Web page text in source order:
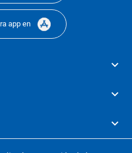
app en